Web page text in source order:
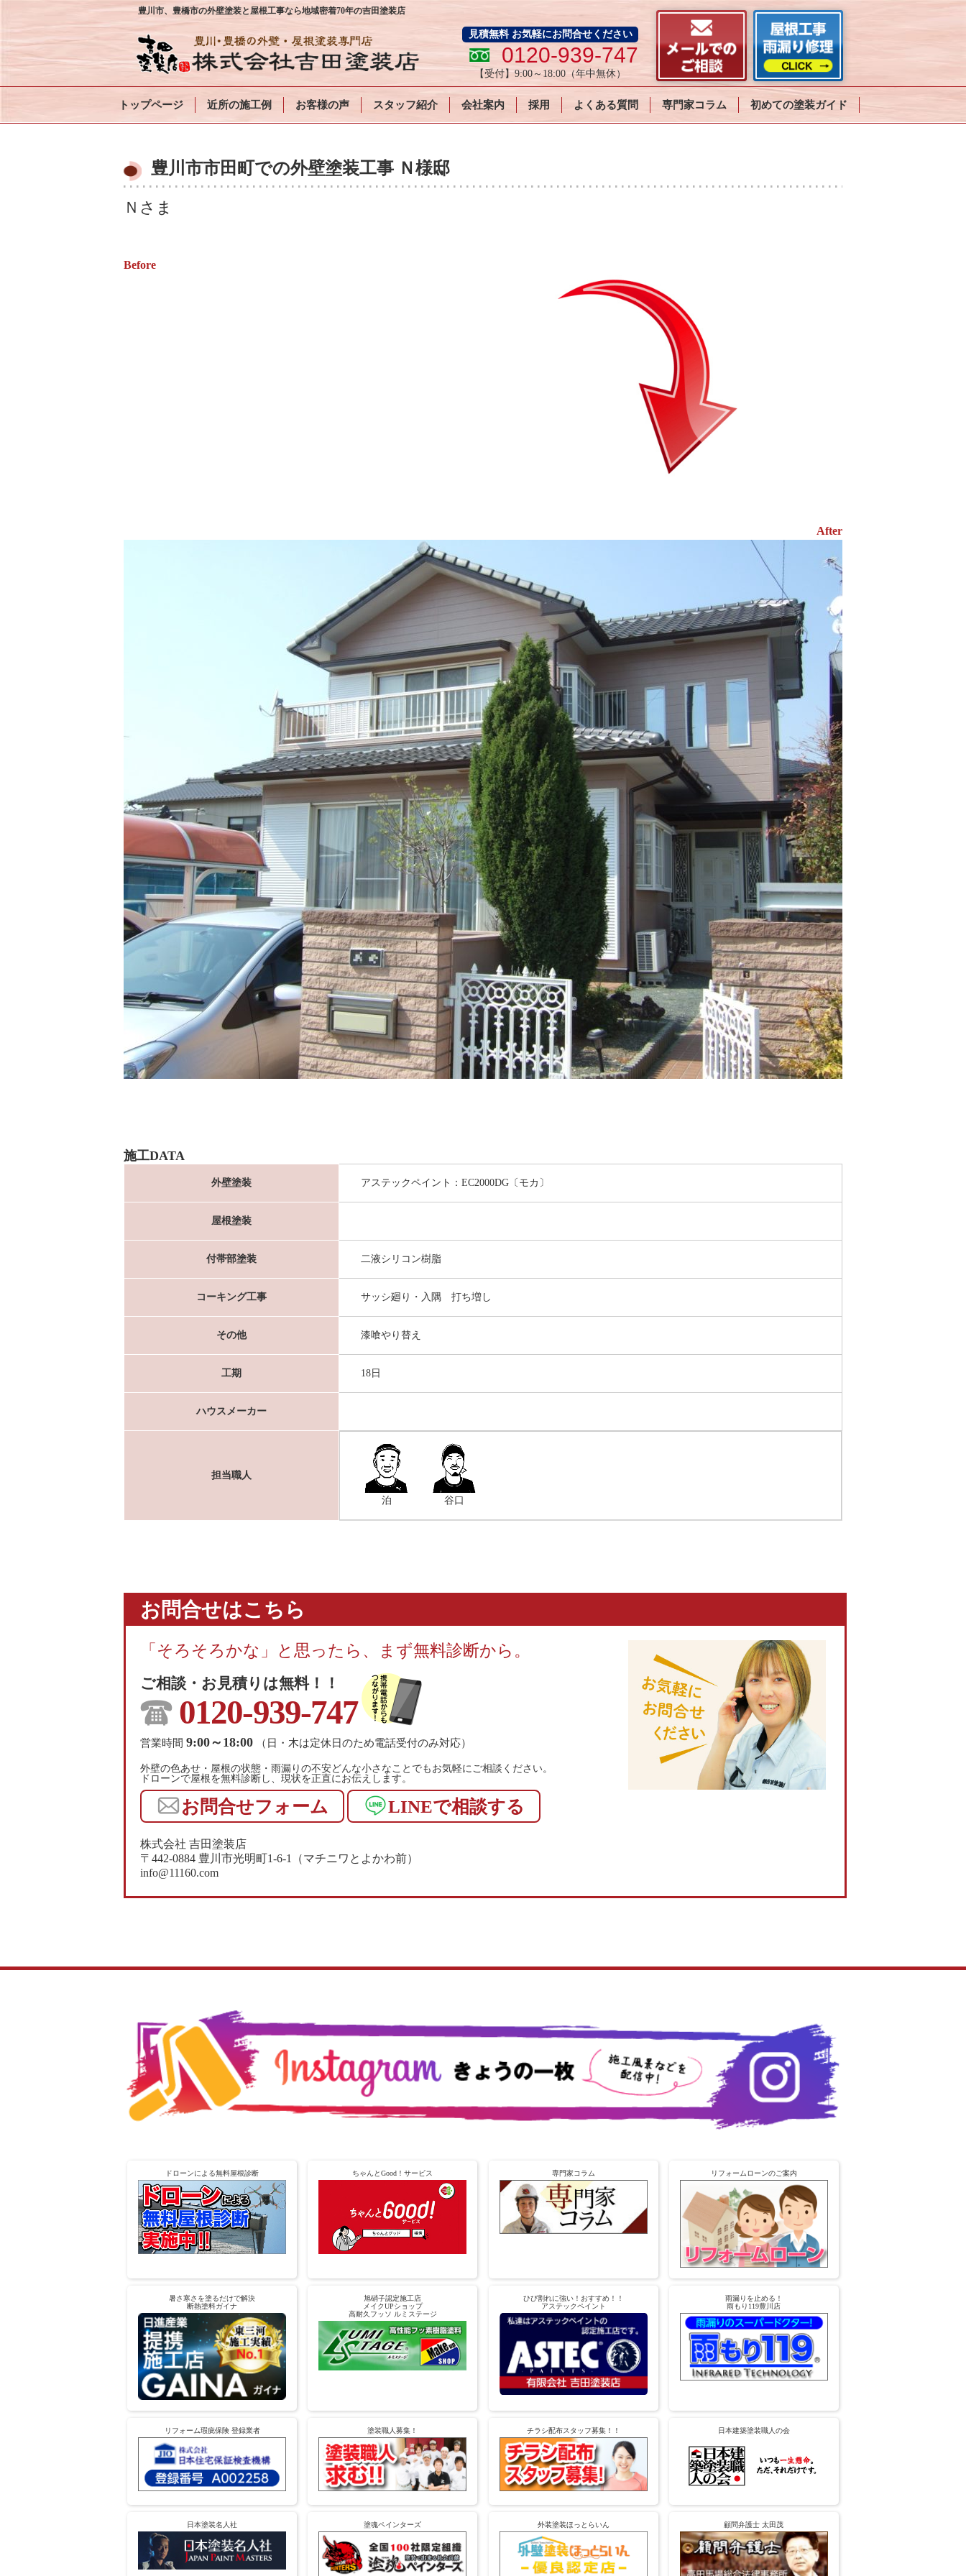
豊川市、豊橋市の外壁塗装と屋根工事なら地域密着70年の吉田塗装店
見積無料 お気軽にお問合せください
0120-939-747
【受付】9:00～18:00 （年中無休）
トップページ 近所の施工例 お客様の声 スタッフ紹介 会社案内 採用 よくある質問 専門家コラム 初めての塗装ガイド
豊川市市田町での外壁塗装工事 Ｎ様邸
Ｎさま
Before
After
施工DATA
外壁塗装 アステックペイント：EC2000DG〔モカ〕
屋根塗装
付帯部塗装 二液シリコン樹脂
コーキング工事 サッシ廻り・入隅 打ち増し
その他 漆喰やり替え
工期 18日
ハウスメーカー
担当職人
泊 谷口
お問合せはこちら
「そろそろかな」と思ったら、まず無料診断から。
ご相談・お見積りは無料！！
0120-939-747
営業時間 9:00～18:00 （日・木は定休日のため電話受付のみ対応）
外壁の色あせ・屋根の状態・雨漏りの不安どんな小さなことでもお気軽にご相談ください。
ドローンで屋根を無料診断し、現状を正直にお伝えします。
お問合せフォーム LINEで相談する
株式会社 吉田塗装店
〒442-0884 豊川市光明町1-6-1（マチニワとよかわ前）
info@11160.com
ドローンによる無料屋根診断 ちゃんとGood！サービス 専門家コラム リフォームローンのご案内
暑さ寒さを塗るだけで解決
断熱塗料ガイナ
旭硝子認定施工店
メイクUPショップ
高耐久フッソ ルミステージ
ひび割れに強い！おすすめ！！
アステックペイント
雨漏りを止める！
雨もり119豊川店
リフォーム瑕疵保険 登録業者 塗装職人募集！ チラシ配布スタッフ募集！！ 日本建築塗装職人の会
日本塗装名人社 塗魂ペインターズ 外装塗装ほっとらいん 顧問弁護士 太田茂